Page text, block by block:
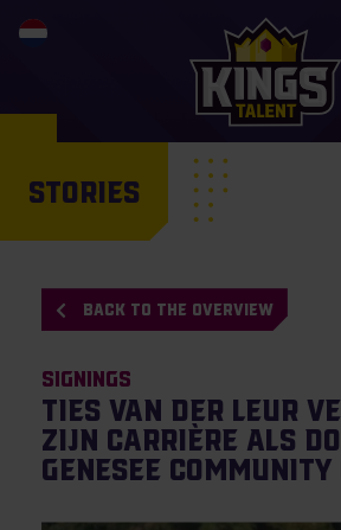
STORIES
BACK TO THE OVERVIEW
Signings
Ties van der Leur
zijn carrière als
Genesee